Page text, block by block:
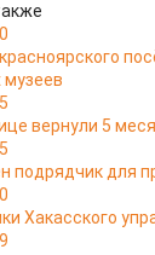
вернули 5
подрядчик для
Хакасского